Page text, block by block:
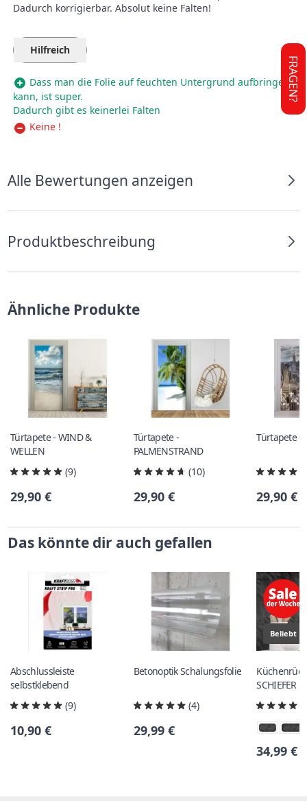
Dadurch korrigierbar. Absolut keine Falten!
Hilfreich
Dass man die Folie auf feuchten Untergrund aufbringen
kann, ist super.
Dadurch gibt es keinerlei Falten
Keine !
Alle Bewertungen anzeigen
Produktbeschreibung
Ähnliche Produkte
Türtapete - WIND &
WELLEN
(9)
29,90 €
Türtapete -
PALMENSTRAND
(10)
29,90 €
Türtapete -
29,90 €
Das könnte dir auch gefallen
Abschlussleiste
selbstklebend
(9)
10,90 €
Betonoptik Schalungsfolie
(4)
29,99 €
Beliebt
SCHIEFER
34,99 €
FRAGEN?